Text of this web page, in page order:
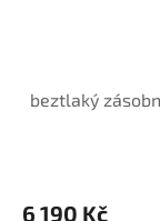
beztlaký
6 190 Kč